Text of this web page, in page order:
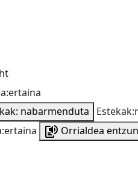
nabarmenduta
Orrialdea entzun